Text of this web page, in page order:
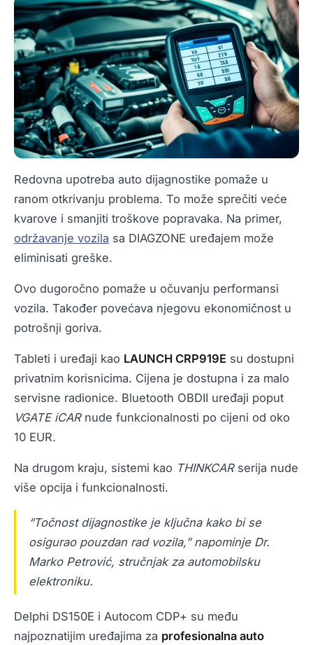
Redovna upotreba auto dijagnostike pomaže u
ranom otkrivanju problema. To može sprečiti veće
kvarove i smanjiti troškove popravaka. Na primer,
održavanje vozila sa DIAGZONE uređajem može
eliminisati greške.
Ovo dugoročno pomaže u očuvanju performansi
vozila. Također povećava njegovu ekonomičnost u
potrošnji goriva.
Tableti i uređaji kao LAUNCH CRP919E su dostupni
privatnim korisnicima. Cijena je dostupna i za malo
servisne radionice. Bluetooth OBDII uređaji poput
VGATE iCARnude funkcionalnosti po cijeni od oko
10 EUR.
Na drugom kraju, sistemi kao THINKCARserija nude
više opcija i funkcionalnosti.
“Točnost dijagnostike je ključna kako bi se
osigurao pouzdan rad vozila,” napominje Dr.
Marko Petrović, stručnjak za automobilsku
elektroniku.
Delphi DS150E i Autocom CDP+ su među
najpoznatijim uređajima za profesionalna auto